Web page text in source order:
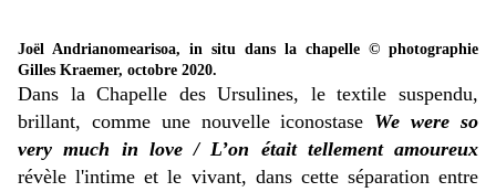
Joël Andrianomearisoa, in situ dans la chapelle © photographie
Gilles Kraemer, octobre 2020.
Dans la Chapelle des Ursulines, le textile suspendu,
brillant, comme une nouvelle iconostase We were so
very much in love / L’on était tellement amoureux
révèle l'intime et le vivant, dans cette séparation entre